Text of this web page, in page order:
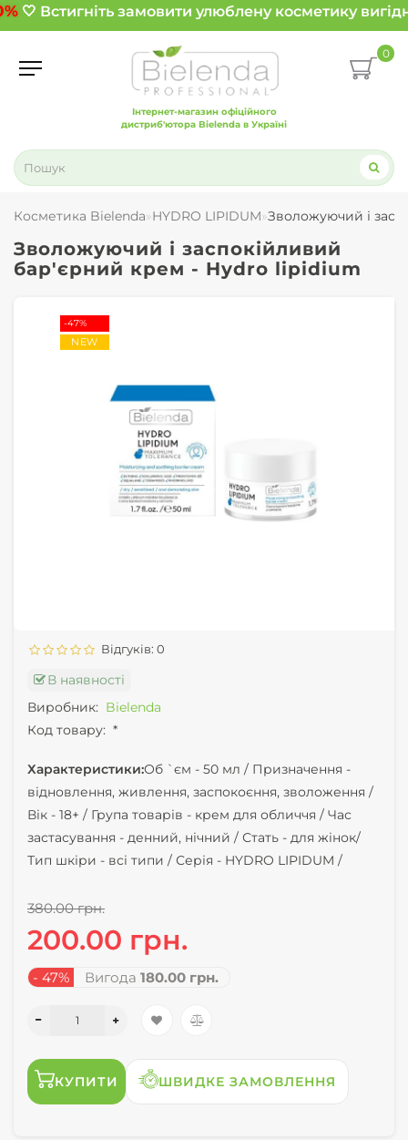
🤍 Встигніть замовити улюблену косметику
Інтернет-магазин офіційного
дистриб'ютора Bielenda в Україні
0
Косметика Bielenda HYDRO LIPIDUM Зволожуючий і
Зволожуючий і заспокійливий
бар'єрний крем - Hydro lipidium
-47%
NEW
Відгуків: 0
В наявності
Виробник: Bielenda
Код товару: *
Характеристики:Об `єм - 50 мл / Призначення -
відновлення, живлення, заспокоєння, зволоження /
Вік - 18+ / Група товарів - крем для обличчя / Час
застасування - денний, нічний / Стать - для жінок/
Тип шкіри - всі типи / Серія - HYDRO LIPIDUM /
380.00 грн.
200.00 грн.
- 47% Вигода 180.00 грн.
КУПИТИ ШВИДКЕ ЗАМОВЛЕННЯ